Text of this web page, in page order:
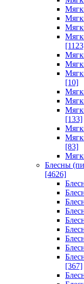
[10]
[133]
[83]
Блесны
[4626]
[367]